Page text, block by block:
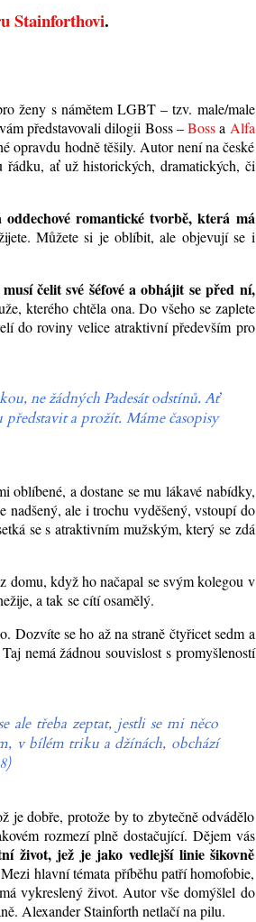
Stainforthovi.
ženy s námětem LGBT – tzv. male/male
představovali dilogii Boss –Bossa Alfa
opravdu hodně těšily. Autor není na české
ať už historických, dramatických, či
oddechové romantické tvorbě, která má
Můžete si je oblíbit, ale objevují se i
čelit své šéfové a obhájit se před ní,
kterého chtěla ona. Do všeho se zaplete
do roviny velice atraktivní především pro
ne žádných Padesát odstínů. Ať
a prožít. Máme časopisy
oblíbené, a dostane se mu lákavé nabídky,
nadšený, ale i trochu vyděšený, vstoupí do
se s atraktivním mužským, který se zdá
když ho načapal se svým kolegou v
a tak se cítí osamělý.
Dozvíte se ho až na straně čtyřicet sedm a
nemá žádnou souvislost s promyšleností
ale třeba zeptat, jestli se mi něco
v bílém triku a džínách, obchází
je dobře, protože by to zbytečně odvádělo
rozmezí plně dostačující. Dějem vás
život, jež je jako vedlejší linie šikovně
hlavní témata příběhu patří homofobie,
vykreslený život. Autor vše domýšlel do
Alexander Stainforth netlačí na pilu.